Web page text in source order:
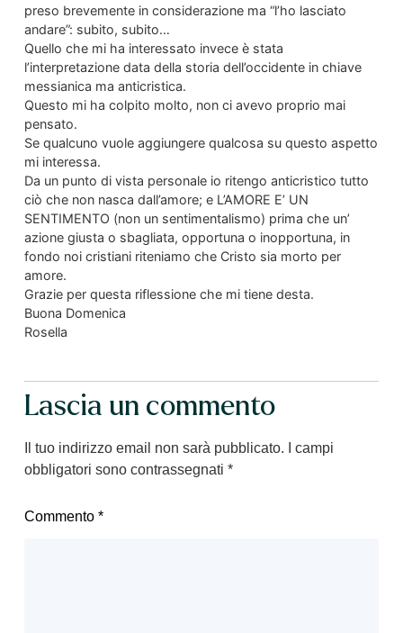
preso brevemente in considerazione ma “l’ho lasciato
andare”: subito, subito…
Quello che mi ha interessato invece è stata
l’interpretazione data della storia dell’occidente in chiave
messianica ma anticristica.
Questo mi ha colpito molto, non ci avevo proprio mai
pensato.
Se qualcuno vuole aggiungere qualcosa su questo aspetto
mi interessa.
Da un punto di vista personale io ritengo anticristico tutto
ciò che non nasca dall’amore; e L’AMORE E’ UN
SENTIMENTO (non un sentimentalismo) prima che un’
azione giusta o sbagliata, opportuna o inopportuna, in
fondo noi cristiani riteniamo che Cristo sia morto per
amore.
Grazie per questa riflessione che mi tiene desta.
Buona Domenica
Rosella
Lascia un commento
Il tuo indirizzo email non sarà pubblicato.
I campi
obbligatori sono contrassegnati *
Commento *